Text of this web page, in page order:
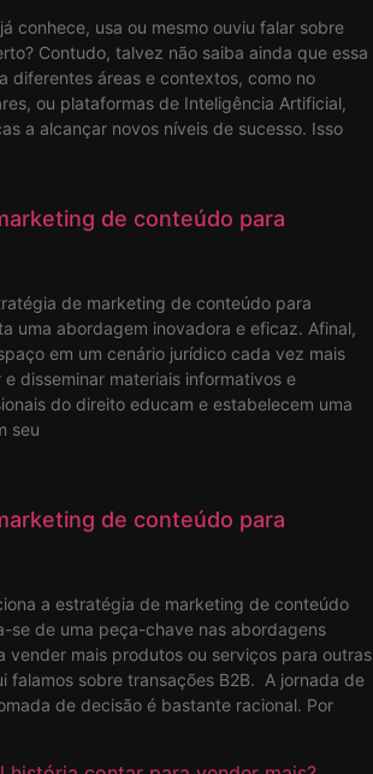
conhece, usa ou mesmo ouviu falar sobre
Contudo, talvez não saiba ainda que essa
diferentes áreas e contextos, como no
ou plataformas de Inteligência Artificial,
a alcançar novos níveis de sucesso. Isso
de conteúdo para
de marketing de conteúdo para
uma abordagem inovadora e eficaz. Afinal,
em um cenário jurídico cada vez mais
disseminar materiais informativos e
do direito educam e estabelecem uma
seu
de conteúdo para
a estratégia de marketing de conteúdo
se de uma peça-chave nas abordagens
vender mais produtos ou serviços para outras
falamos sobre transações B2B. A jornada de
de decisão é bastante racional. Por